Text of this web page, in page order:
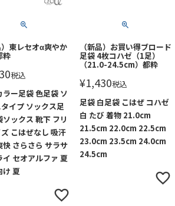
）東レセオα爽やか
粋
税込
ラー足袋 色足袋 ソ
イプ ソックス足
ソックス 靴下 フリ
こはぜなし 吸汗
快 さらさら サラサ
イ セオアルファ 夏
け 夏
（新品）お買い得ブロード
足袋 4枚コハゼ（1足）
（21.0-24.5cm）都粋
¥1,430税込
足袋 白足袋 こはぜ コハゼ
白 たび 着物 21.0cm
21.5cm 22.0cm 22.5cm
23.0cm 23.5cm 24.0cm
24.5cm